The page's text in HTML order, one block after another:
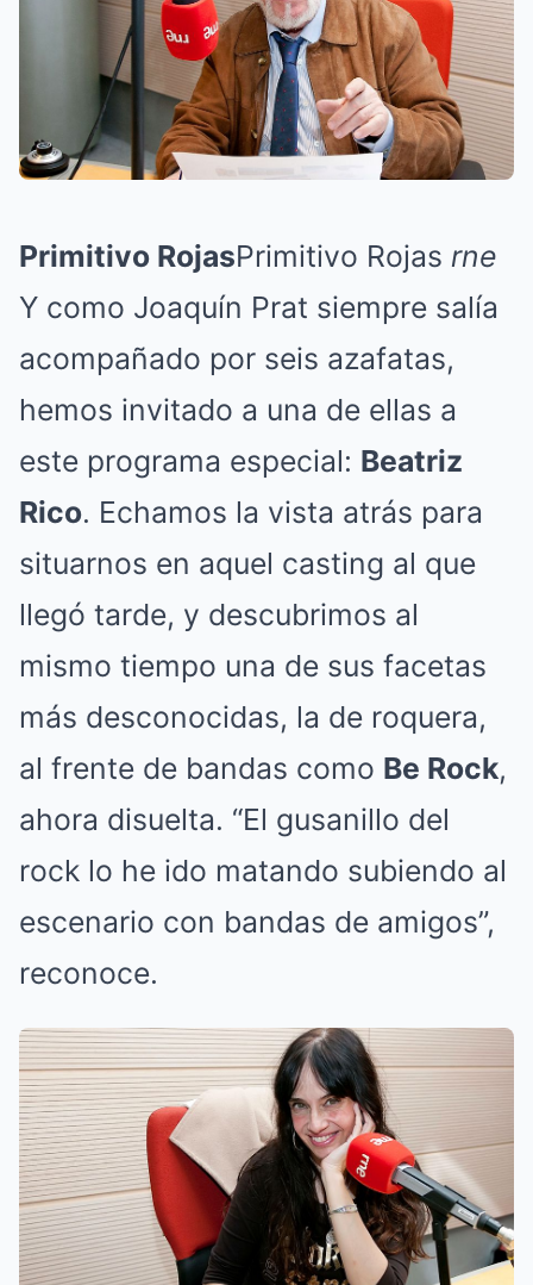
Primitivo RojasPrimitivo Rojas rne
Y como Joaquín Prat siempre salía
acompañado por seis azafatas,
hemos invitado a una de ellas a
este programa especial: Beatriz
Rico. Echamos la vista atrás para
situarnos en aquel casting al que
llegó tarde, y descubrimos al
mismo tiempo una de sus facetas
más desconocidas, la de roquera,
al frente de bandas como Be Rock,
ahora disuelta. “El gusanillo del
rock lo he ido matando subiendo al
escenario con bandas de amigos”,
reconoce.